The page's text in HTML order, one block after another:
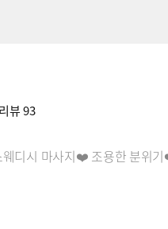
리뷰93
디시 마사지❤️ 조용한 분위